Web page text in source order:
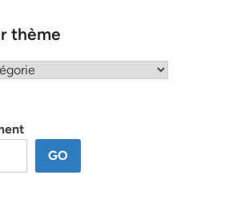
thème
GO